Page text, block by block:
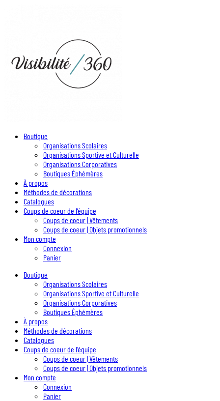
Boutique
Organisations Scolaires
Organisations Sportive et Culturelle
Organisations Corporatives
Boutiques Éphémères
À propos
Méthodes de décorations
Catalogues
Coups de coeur de l’équipe
Coups de coeur | Vêtements
Coups de coeur | Objets promotionnels
Mon compte
Connexion
Panier
Boutique
Organisations Scolaires
Organisations Sportive et Culturelle
Organisations Corporatives
Boutiques Éphémères
À propos
Méthodes de décorations
Catalogues
Coups de coeur de l’équipe
Coups de coeur | Vêtements
Coups de coeur | Objets promotionnels
Mon compte
Connexion
Panier